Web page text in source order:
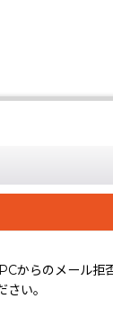
からのメール拒
い。